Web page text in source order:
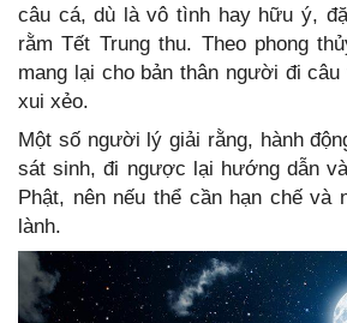
câu cá, dù là vô tình hay hữu ý,
rằm Tết Trung thu. Theo phong
mang lại cho bản thân người đi
xui xẻo.
Một số người lý giải rằng, hành
sát sinh, đi ngược lại hướng dẫn
Phật, nên nếu thể cần hạn chế và
lành.